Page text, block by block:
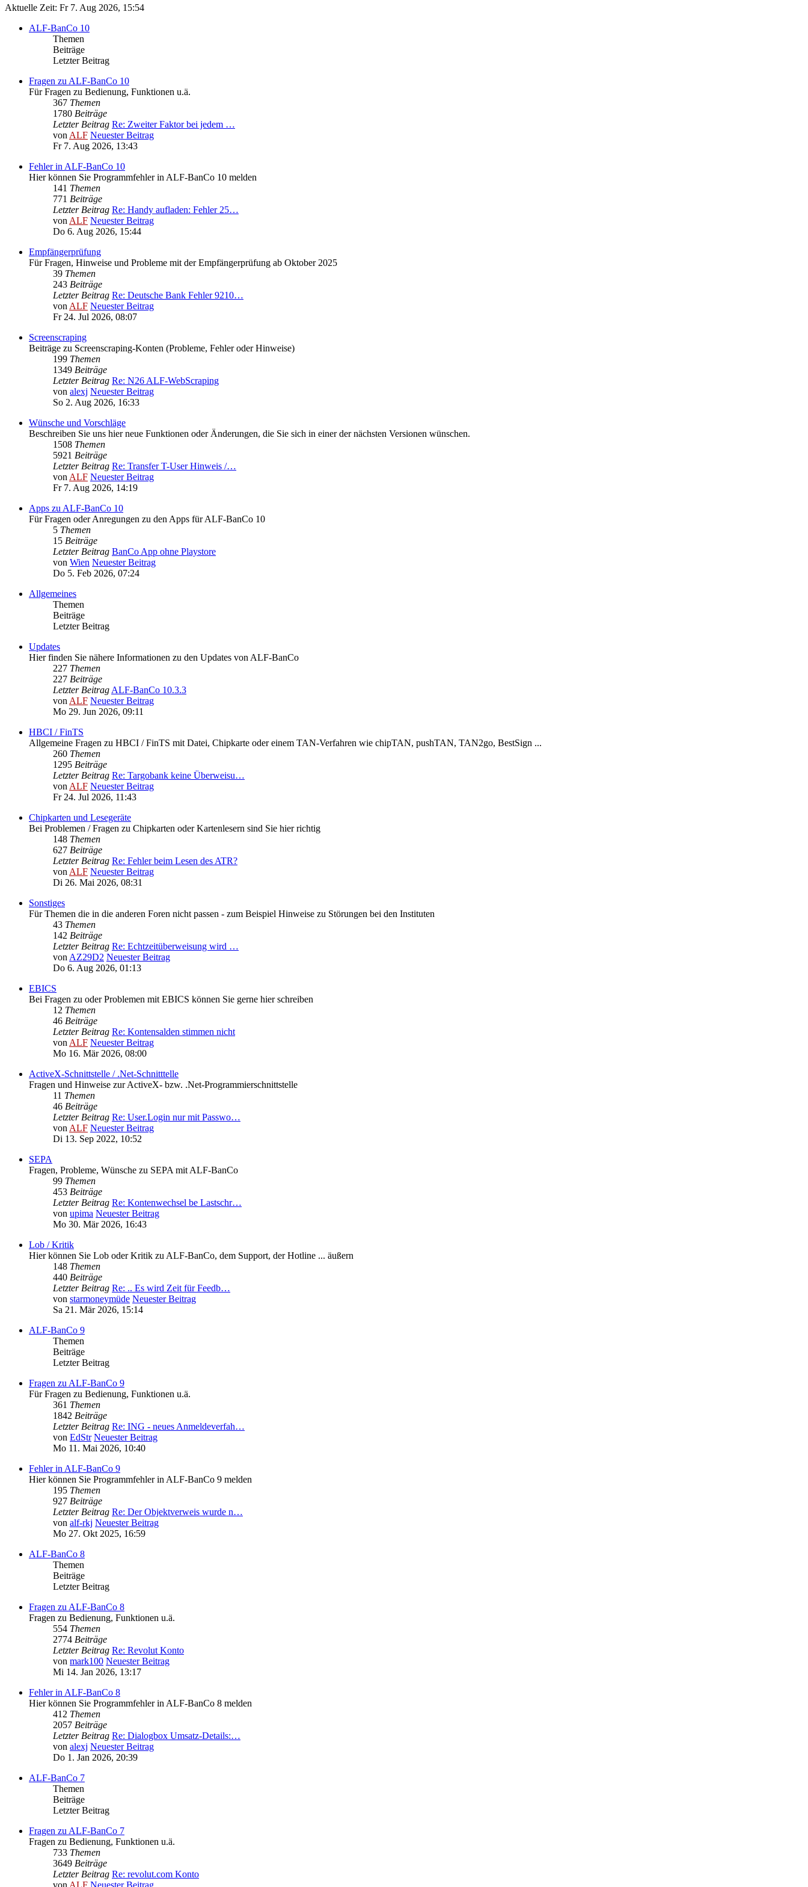
Aktuelle Zeit: Fr 7. Aug 2026, 15:54
ALF-BanCo 10
Themen
Beiträge
Letzter Beitrag
Fragen zu ALF-BanCo 10
Für Fragen zu Bedienung, Funktionen u.ä.
367 Themen
1780 Beiträge
Letzter Beitrag Re: Zweiter Faktor bei jedem …
vonALF Neuester Beitrag
Fr 7. Aug 2026, 13:43
Fehler in ALF-BanCo 10
Hier können Sie Programmfehler in ALF-BanCo 10 melden
141 Themen
771 Beiträge
Letzter Beitrag Re: Handy aufladen: Fehler 25…
vonALF Neuester Beitrag
Do 6. Aug 2026, 15:44
Empfängerprüfung
Für Fragen, Hinweise und Probleme mit der Empfängerprüfung ab Oktober 2025
39 Themen
243 Beiträge
Letzter Beitrag Re: Deutsche Bank Fehler 9210…
vonALF Neuester Beitrag
Fr 24. Jul 2026, 08:07
Screenscraping
Beiträge zu Screenscraping-Konten (Probleme, Fehler oder Hinweise)
199 Themen
1349 Beiträge
Letzter Beitrag Re: N26 ALF-WebScraping
von alexj Neuester Beitrag
So 2. Aug 2026, 16:33
Wünsche und Vorschläge
Beschreiben Sie uns hier neue Funktionen oder Änderungen, die Sie sich in einer der nächsten Versionen wünschen.
1508 Themen
5921 Beiträge
Letzter Beitrag Re: Transfer T-User Hinweis /…
vonALF Neuester Beitrag
Fr 7. Aug 2026, 14:19
Apps zu ALF-BanCo 10
Für Fragen oder Anregungen zu den Apps für ALF-BanCo 10
5 Themen
15 Beiträge
Letzter Beitrag BanCo App ohne Playstore
von Wien Neuester Beitrag
Do 5. Feb 2026, 07:24
Allgemeines
Themen
Beiträge
Letzter Beitrag
Updates
Hier finden Sie nähere Informationen zu den Updates von ALF-BanCo
227 Themen
227 Beiträge
Letzter BeitragALF-BanCo 10.3.3
vonALF Neuester Beitrag
Mo 29. Jun 2026, 09:11
HBCI / FinTS
Allgemeine Fragen zu HBCI / FinTS mit Datei, Chipkarte oder einem TAN-Verfahren wie chipTAN, pushTAN, TAN2go, BestSign ...
260 Themen
1295 Beiträge
Letzter Beitrag Re: Targobank keine Überweisu…
vonALF Neuester Beitrag
Fr 24. Jul 2026, 11:43
Chipkarten und Lesegeräte
Bei Problemen / Fragen zu Chipkarten oder Kartenlesern sind Sie hier richtig
148 Themen
627 Beiträge
Letzter Beitrag Re: Fehler beim Lesen des ATR?
vonALF Neuester Beitrag
Di 26. Mai 2026, 08:31
Sonstiges
Für Themen die in die anderen Foren nicht passen - zum Beispiel Hinweise zu Störungen bei den Instituten
43 Themen
142 Beiträge
Letzter Beitrag Re: Echtzeitüberweisung wird …
vonAZ29D2 Neuester Beitrag
Do 6. Aug 2026, 01:13
EBICS
Bei Fragen zu oder Problemen mit EBICS können Sie gerne hier schreiben
12 Themen
46 Beiträge
Letzter Beitrag Re: Kontensalden stimmen nicht
vonALF Neuester Beitrag
Mo 16. Mär 2026, 08:00
ActiveX-Schnittstelle / .Net-Schnitttelle
Fragen und Hinweise zur ActiveX- bzw. .Net-Programmierschnittstelle
11 Themen
46 Beiträge
Letzter Beitrag Re: User.Login nur mit Passwo…
vonALF Neuester Beitrag
Di 13. Sep 2022, 10:52
SEPA
Fragen, Probleme, Wünsche zu SEPA mit ALF-BanCo
99 Themen
453 Beiträge
Letzter Beitrag Re: Kontenwechsel be Lastschr…
von upima Neuester Beitrag
Mo 30. Mär 2026, 16:43
Lob / Kritik
Hier können Sie Lob oder Kritik zu ALF-BanCo, dem Support, der Hotline ... äußern
148 Themen
440 Beiträge
Letzter Beitrag Re: .. Es wird Zeit für Feedb…
von starmoneymüde Neuester Beitrag
Sa 21. Mär 2026, 15:14
ALF-BanCo 9
Themen
Beiträge
Letzter Beitrag
Fragen zu ALF-BanCo 9
Für Fragen zu Bedienung, Funktionen u.ä.
361 Themen
1842 Beiträge
Letzter Beitrag Re: ING - neues Anmeldeverfah…
von EdStr Neuester Beitrag
Mo 11. Mai 2026, 10:40
Fehler in ALF-BanCo 9
Hier können Sie Programmfehler in ALF-BanCo 9 melden
195 Themen
927 Beiträge
Letzter Beitrag Re: Der Objektverweis wurde n…
von alf-rkj Neuester Beitrag
Mo 27. Okt 2025, 16:59
ALF-BanCo 8
Themen
Beiträge
Letzter Beitrag
Fragen zu ALF-BanCo 8
Fragen zu Bedienung, Funktionen u.ä.
554 Themen
2774 Beiträge
Letzter Beitrag Re: Revolut Konto
von mark100 Neuester Beitrag
Mi 14. Jan 2026, 13:17
Fehler in ALF-BanCo 8
Hier können Sie Programmfehler in ALF-BanCo 8 melden
412 Themen
2057 Beiträge
Letzter Beitrag Re: Dialogbox Umsatz-Details:…
von alexj Neuester Beitrag
Do 1. Jan 2026, 20:39
ALF-BanCo 7
Themen
Beiträge
Letzter Beitrag
Fragen zu ALF-BanCo 7
Fragen zu Bedienung, Funktionen u.ä.
733 Themen
3649 Beiträge
Letzter Beitrag Re: revolut.com Konto